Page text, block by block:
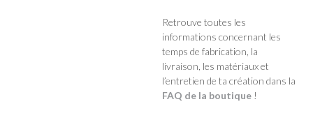
Retrouve toutes les
informations concernant les
temps de fabrication, la
livraison, les matériaux et
l’entretien de ta création dans la
FAQ de la boutique !